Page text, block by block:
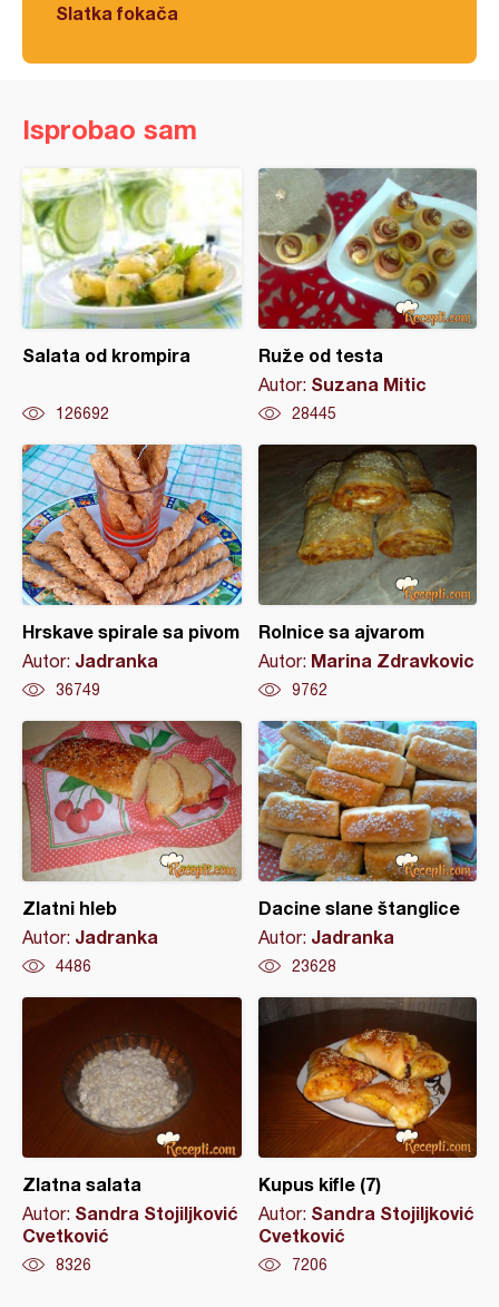
Slatka fokača
Isprobao sam
Salata od krompira
126692
Ruže od testa
Autor: Suzana Mitic
28445
Hrskave spirale sa pivom
Autor: Jadranka
36749
Rolnice sa ajvarom
Autor: Marina Zdravkovic
9762
Zlatni hleb
Autor: Jadranka
4486
Dacine slane štanglice
Autor: Jadranka
23628
Zlatna salata
Autor: Sandra Stojiljković
Cvetković
8326
Kupus kifle (7)
Autor: Sandra Stojiljković
Cvetković
7206